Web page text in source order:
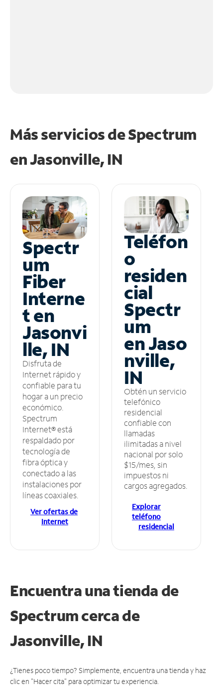
Más servicios de Spectrum
enJasonville, IN
Spectr
um
Fiber
Interne
t en
Jasonvi
lle, IN
Disfruta de
Internet rápido y
confiable para tu
hogar a un precio
económico.
Spectrum
Internet® está
respaldado por
tecnología de
fibra óptica y
conectado a las
instalaciones por
líneas coaxiales.
Ver ofertas de
Internet
Teléfon
o
residen
cial
Spectr
um
en Jaso
nville,
IN
Obtén un servicio
telefónico
residencial
confiable con
llamadas
ilimitadas a nivel
nacional por solo
$15/mes, sin
impuestos ni
cargos agregados.
Explorar
teléfono
residencial
Encuentra una tienda de
Spectrumcerca de
Jasonville, IN
¿Tienes poco tiempo? Simplemente, encuentra una tienda y haz
clic en "Hacer cita" para optimizar tu experiencia.